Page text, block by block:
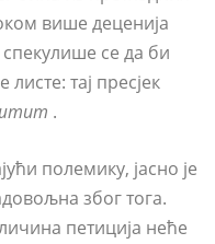
више деценија
се да би
тај пресјек
.
полемику, јасно је
због тога.
петиција неће